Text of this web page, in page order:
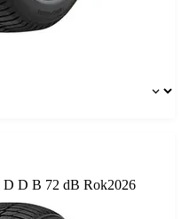
Etykieta:
D D B 72 dB Rok2026